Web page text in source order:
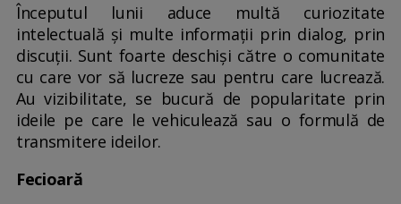
Începutul lunii aduce multă curiozitate
intelectuală și multe informații prin dialog, prin
discuții. Sunt foarte deschiși către o comunitate
cu care vor să lucreze sau pentru care lucrează.
Au vizibilitate, se bucură de popularitate prin
ideile pe care le vehiculează sau o formulă de
transmitere ideilor.
Fecioară